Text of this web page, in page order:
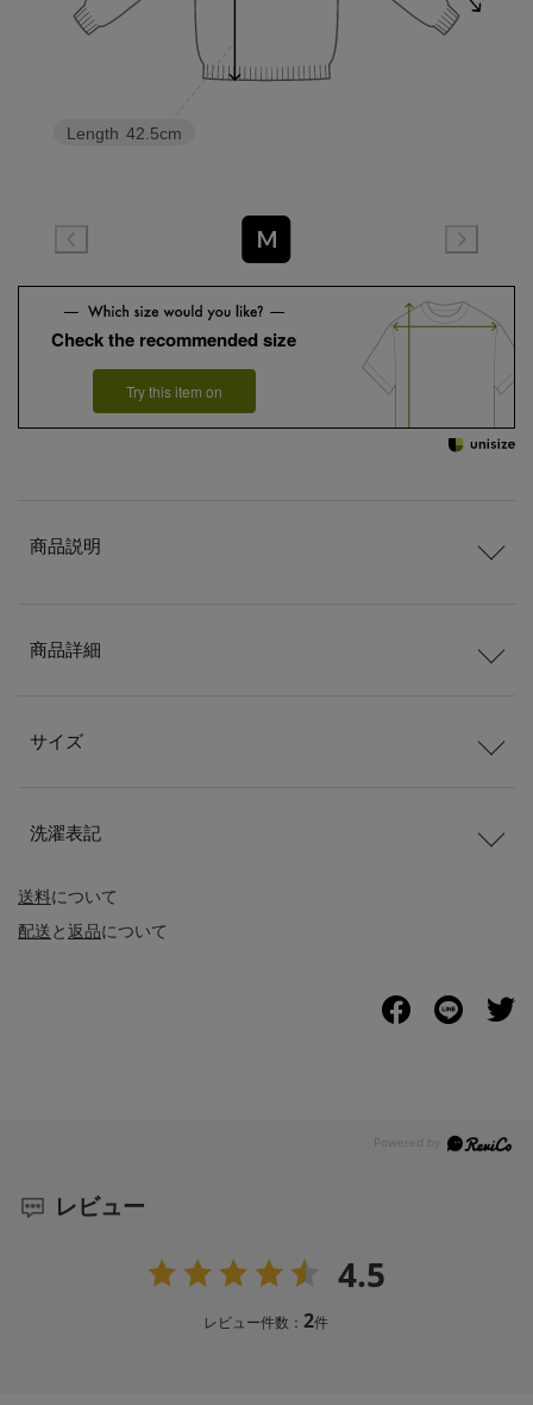
Length 42.5cm
M
Check the recommended size
Try this item on
送料について
配送と返品について
商品説明
商品詳細
サイズ
洗濯表記
レビュー
4.5
レビュー件数：2件